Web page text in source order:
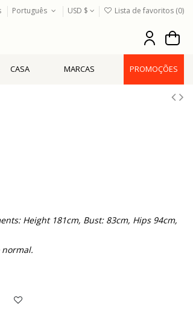
Português USD $ Lista de favoritos (0)
CASA MARCAS PROMOÇÕES
Height 181cm, Bust: 83cm, Hips 94cm,
normal.